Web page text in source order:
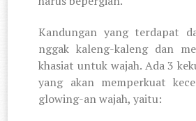
Kandungan yang terdapat
nggak kaleng-kaleng dan
khasiat untuk wajah. Ada 3
yang akan memperkuat
glowing-an wajah, yaitu: